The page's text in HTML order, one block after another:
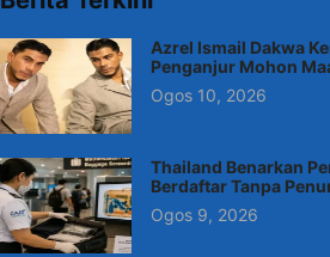
Azrel Ismail Dakwa
Penganjur Mohon
Ogos 10, 2026
Thailand Benarkan
Berdaftar Tanpa
Ogos 9, 2026